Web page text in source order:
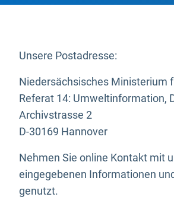
Unsere Postadresse:
Niedersächsisches Ministerium
Referat 14: Umweltinformation,
Archivstrasse 2
D-30169 Hannover
Nehmen Sie online Kontakt mit
eingegebenen Informationen
genutzt.